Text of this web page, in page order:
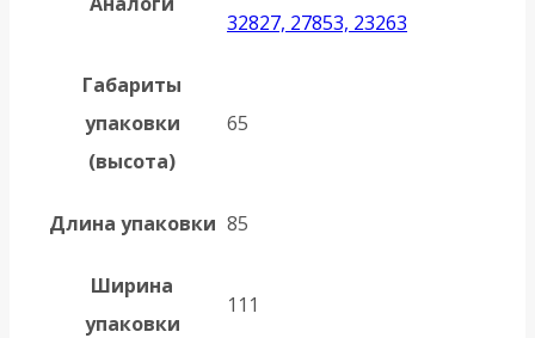
32827, 27853, 23263
Габариты
упаковки
(высота)
65
Длина упаковки 85
Ширина
упаковки
111